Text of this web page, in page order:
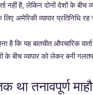
नहीं है, लेकिन दोनों देशों के बीच
अमेरिकी व्यापार प्रतिनिधि
है कि यह बातचीत औपचारिक
के बीच व्यापार को लेकर बनी
था तनावपूर्ण